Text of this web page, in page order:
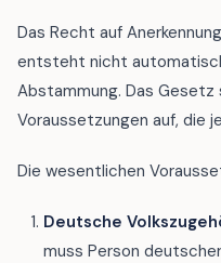
Das Recht auf
entsteht nicht
Abstammung. Das
Voraussetzungen auf, die
Die wesentlichen
Deutsche
muss Person